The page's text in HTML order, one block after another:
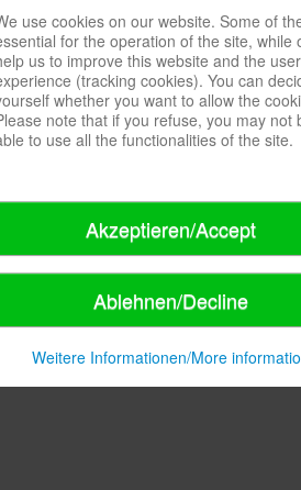
use cookies on our website. Some of
for the operation of the site, while
us to improve this website and the user
(tracking cookies). You can
whether you want to allow the
note that if you refuse, you may not
to use all the functionalities of the site.
Akzeptieren/Accept
Ablehnen/Decline
Weitere Informationen/More